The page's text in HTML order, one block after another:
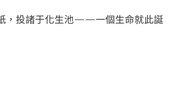
，投諸于化生池——一個生命就此誕